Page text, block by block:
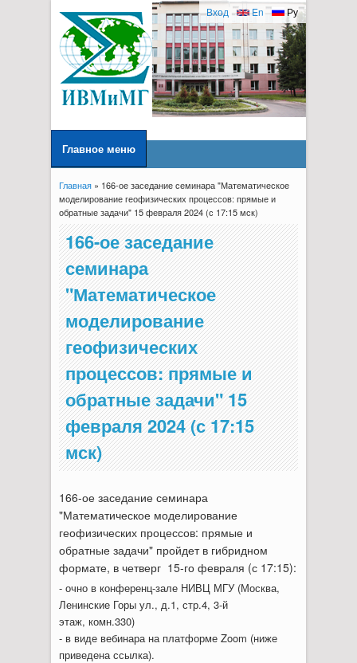
Ру
En
Вход
Главное меню
Вы здесь
Главная» 166-ое заседание семинара "Математическое
моделирование геофизических процессов: прямые и
обратные задачи" 15 февраля 2024 (с 17:15 мск)
166-ое заседание
семинара
"Математическое
моделирование
геофизических
процессов: прямые и
обратные задачи" 15
февраля 2024 (с 17:15
мск)
166-ое заседание семинара
"Математическое моделирование
геофизических процессов: прямые и
обратные задачи" пройдет в гибридном
формате, в четверг 15-го февраля (с 17:15):
- очно в конференц-зале НИВЦ МГУ (Москва,
Ленинские Горы ул., д.1, стр.4, 3-й
этаж, комн.330)
- в виде вебинара на платформе Zoom (ниже
приведена ссылка).